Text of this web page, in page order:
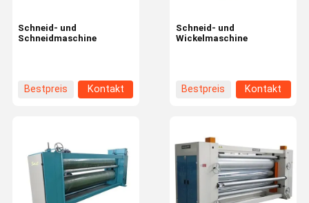
Schneid- und
Schneidmaschine
Bestpreis Kontakt
Schneid- und
Wickelmaschine
Bestpreis Kontakt